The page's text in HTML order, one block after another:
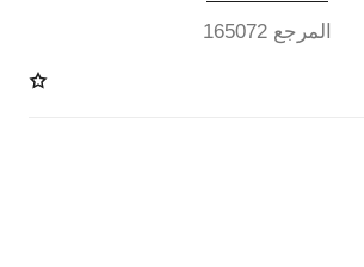
المرجع 165072